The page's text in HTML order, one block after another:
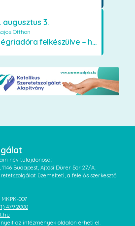
augusztus 3.
Otthon
A hőségriadóra felkészülve – hűsítő fejlesztések a Szent Lajos Otthonban
név tulajdonosa:
Budapest, Ajtósi Dürer Sor 27/A.
üzemelteti, a felelős szerkesztő
007
479 2000
az intézmények oldalon érheti el.